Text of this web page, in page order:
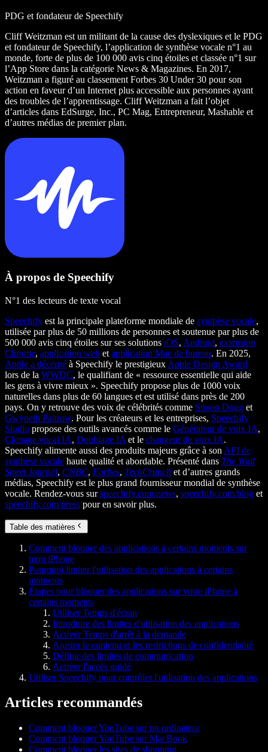
PDG et fondateur de Speechify
Cliff Weitzman est un militant de la cause des dyslexiques et le PDG
et fondateur de Speechify, l’application de synthèse vocale n°1 au
monde, forte de plus de 100 000 avis cinq étoiles et classée n°1 sur
l’App Store dans la catégorie News & Magazines. En 2017,
Weitzman a figuré au classement Forbes 30 Under 30 pour son
action en faveur d’un Internet plus accessible aux personnes ayant
des troubles de l’apprentissage. Cliff Weitzman a fait l’objet
d’articles dans EdSurge, Inc., PC Mag, Entrepreneur, Mashable et
d’autres médias de premier plan.
À propos de Speechify
N°1 des lecteurs de texte vocal
Speechify est la principale plateforme mondiale de synthèse vocale,
utilisée par plus de 50 millions de personnes et soutenue par plus de
500 000 avis cinq étoiles sur ses solutions iOS, Android, extension
Chrome, application web et application Mac de bureau. En 2025,
Apple a décerné à Speechify le prestigieux Apple Design Award
lors de la WWDC, le qualifiant de « ressource essentielle qui aide
les gens à vivre mieux ». Speechify propose plus de 1000 voix
naturelles dans plus de 60 langues et est utilisé dans près de 200
pays. On y retrouve des voix de célébrités comme Snoop Dogg et
Gwyneth Paltrow. Pour les créateurs et les entreprises, Speechify
Studio propose des outils avancés comme le Générateur de voix IA,
Clonage vocal IA, Doublage IA et le changeur de voix IA.
Speechify alimente aussi des produits majeurs grâce à son API de
synthèse vocale haute qualité et abordable. Présenté dans The Wall
Street Journal, CNBC, Forbes, TechCrunch et d’autres grands
médias, Speechify est le plus grand fournisseur mondial de synthèse
vocale. Rendez-vous surspeechify.com/news, speechify.com/blog et
speechify.com/press pour en savoir plus.
Table des matières
Comment bloquer des applications à certains moments sur
mon iPhone
Pourquoi limiter l'utilisation des applications à certains
moments
Étapes pour bloquer des applications sur votre iPhone à
certains moments
Utiliser Temps d'écran
Introduire des limites d'utilisation des applications
Activer Temps d'arrêt à la demande
Ajuster le contenu et les restrictions de confidentialité
Définir des limites de communication
Activer l'accès guidé
Utiliser Speechify pour contrôler l'utilisation des applications
Articles recommandés
Comment bloquer YouTube sur un ordinateur
Comment bloquer YouTube sur MacBook
Comment bloquer les sites de shopping